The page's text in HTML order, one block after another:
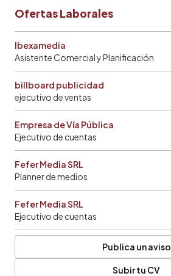
Ofertas Laborales
Ibexamedia
Asistente Comercial y Planificación
billboard publicidad
ejecutivo de ventas
Empresa de Vía Pública
Ejecutivo de cuentas
Fefer Media SRL
Planner de medios
Fefer Media SRL
Ejecutivo de cuentas
Publica un aviso
Subir tu CV